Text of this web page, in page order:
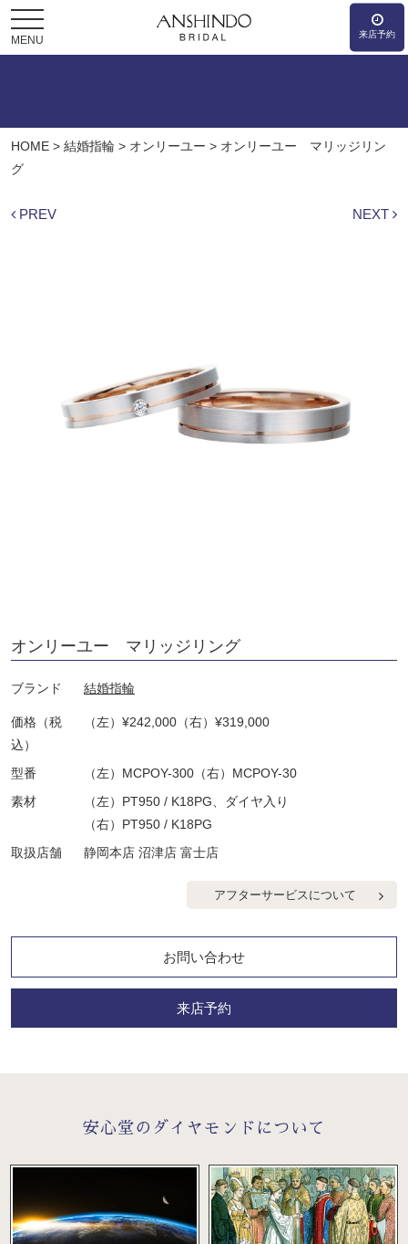
MENU 来店予約
HOME > 結婚指輪 > オンリーユー > オンリーユー マリッジリン
グ
オンリーユー マリッジリング
ブランド 結婚指輪
価格（税
込）
（左）¥242,000（右）¥319,000
型番
（左）MCPOY-300（右）MCPOY-30
素材
（左）PT950 / K18PG、ダイヤ入り
（右）PT950 / K18PG
取扱店舗
静岡本店 沼津店 富士店
アフターサービスについて
お問い合わせ
来店予約
PREV NEXT
安心堂のダイヤモンドについて